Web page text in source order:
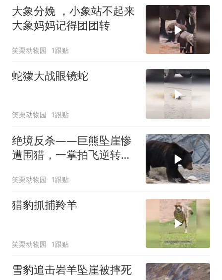
大象分娩 ，小象站不起来
大象妈妈记得团团转
笑栗动物园 1跟贴
蛇獴大战眼镜蛇
笑栗动物园 1跟贴
绝境反杀——巨熊坠崖惨
遭围猎，一掌拍飞逆转战
笑栗动物园 1跟贴
猎豹抓捕羚羊
笑栗动物园 1跟贴
雪豹追击岩羊坠崖被摔死